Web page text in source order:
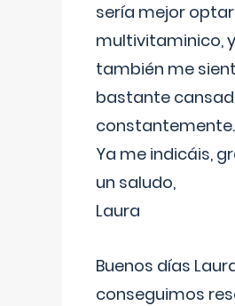
sería mejor
multivitaminico,
también me
bastante
constantemente.
Ya me indicáis,
un saludo,
Laura
Buenos días
conseguimos